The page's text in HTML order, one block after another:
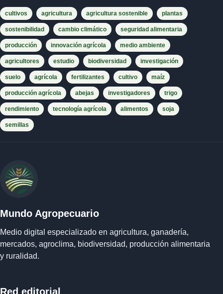
cultivos agricultura agricultura sostenible plantas
sostenibilidad cambio climático seguridad alimentaria
producción innovación agrícola medio ambiente
agricultores estudio biodiversidad investigación
suelo agrícola fertilizantes cultivo maíz
producción agrícola abejas investigadores trigo
rendimiento tecnología agrícola alimentos soja
semillas
Mundo Agropecuario
Medio digital especializado en agricultura, ganadería,
mercados, agroclima, biodiversidad, producción alimentaria
y ruralidad.
Red editorial